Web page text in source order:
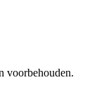
voorbehouden.